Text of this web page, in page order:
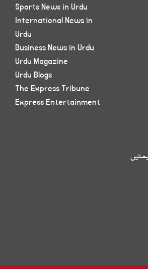
Sports News in Urdu
International News in
Urdu
Business News in Urdu
Urdu Magazine
Urdu Blogs
The Express Tribune
Express Entertainment